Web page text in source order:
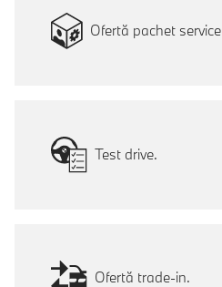
Ofertă pachet service
Test drive.
Ofertă trade-in.